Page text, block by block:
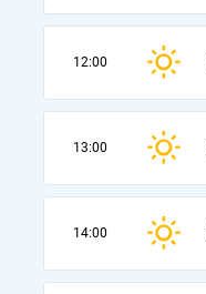
12:00
13:00
14:00